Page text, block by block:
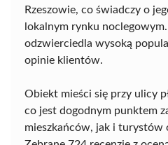
Rzeszowie, co świadczy o
lokalnym rynku
odzwierciedla wysoką
opinie klientów.
Obiekt mieści się przy ulicy
co jest dogodnym punktem
mieszkańców, jak i turystów